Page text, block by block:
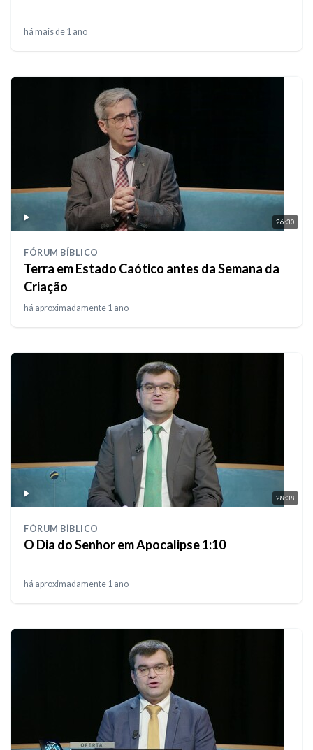
há mais de 1 ano
26:30
FÓRUM BÍBLICO
Terra em Estado Caótico antes da Semana da
Criação
há aproximadamente 1 ano
28:38
FÓRUM BÍBLICO
O Dia do Senhor em Apocalipse 1:10
há aproximadamente 1 ano